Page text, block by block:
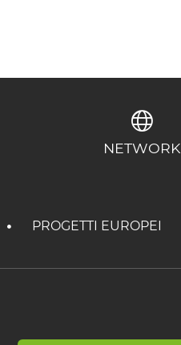
NETWORK
PROGETTI EUROPEI